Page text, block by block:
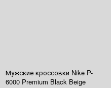
Мужские кроссовки Nike P-
6000 Premium Black Beige